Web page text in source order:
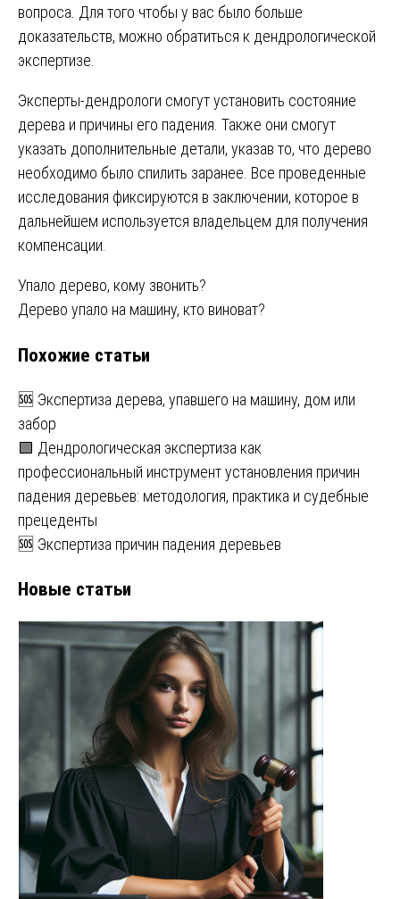
вопроса. Для того чтобы у вас было больше
доказательств, можно обратиться к дендрологической
экспертизе.
Эксперты-дендрологи смогут установить состояние
дерева и причины его падения. Также они смогут
указать дополнительные детали, указав то, что дерево
необходимо было спилить заранее. Все проведенные
исследования фиксируются в заключении, которое в
дальнейшем используется владельцем для получения
компенсации.
Навигация
по
записям
Упало дерево, кому звонить?
Дерево упало на машину, кто виноват?
Похожие статьи
🆘 Экспертиза дерева, упавшего на машину, дом или
забор
🟩 Дендрологическая экспертиза как
профессиональный инструмент установления причин
падения деревьев: методология, практика и судебные
прецеденты
🆘 Экспертиза причин падения деревьев
Новые статьи